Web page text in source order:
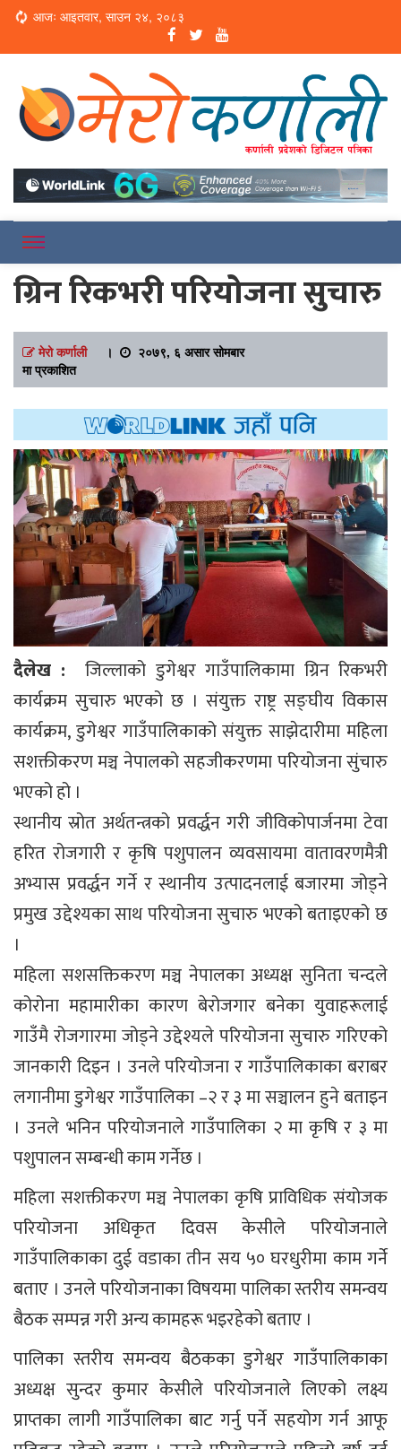
Loading...
आजः आइतवार, साउन २४, २०८३
Merokarnali
ग्रिन रिकभरी परियोजना सुचारु
मेरो कर्णाली।
२०७९, ६ असार सोमबार
मा प्रकाशित
दैलेख :
जिल्लाको डुगेश्वर गाउँपालिकामा ग्रिन रिकभरी
कार्यक्रम सुचारु भएको छ । संयुक्त राष्ट्र सङ्घीय विकास
कार्यक्रम, डुगेश्वर गाउँपालिकाको संयुक्त साझेदारीमा महिला
सशक्तीकरण मञ्च नेपालको सहजीकरणमा परियोजना सुंचारु
भएको हो ।
स्थानीय स्रोत अर्थतन्त्रको प्रवर्द्धन गरी जीविकोपार्जनमा टेवा
हरित रोजगारी र कृषि पशुपालन व्यवसायमा वातावरणमैत्री
अभ्यास प्रवर्द्धन गर्ने र स्थानीय उत्पादनलाई बजारमा जोड्ने
प्रमुख उद्देश्यका साथ परियोजना सुचारु भएको बताइएको छ
।
महिला सशसक्तिकरण मञ्च नेपालका अध्यक्ष सुनिता चन्दले
कोरोना महामारीका कारण बेरोजगार बनेका युवाहरूलाई
गाउँमै रोजगारमा जोड्ने उद्देश्यले परियोजना सुचारु गरिएको
जानकारी दिइन । उनले परियोजना र गाउँपालिकाका बराबर
लगानीमा डुगेश्वर गाउँपालिका –२ र ३ मा सञ्चालन हुने बताइन
। उनले भनिन परियोजनाले गाउँपालिका २ मा कृषि र ३ मा
पशुपालन सम्बन्धी काम गर्नेछ ।
महिला सशक्तीकरण मञ्च नेपालका कृषि प्राविधिक संयोजक
परियोजना अधिकृत दिवस केसीले परियोजनाले
गाउँपालिकाका दुई वडाका तीन सय ५० घरधुरीमा काम गर्ने
बताए । उनले परियोजनाका विषयमा पालिका स्तरीय समन्वय
बैठक सम्पन्न गरी अन्य कामहरू भइरहेको बताए ।
पालिका स्तरीय समन्वय बैठकका डुगेश्वर गाउँपालिकाका
अध्यक्ष सुन्दर कुमार केसीले परियोजनाले लिएको लक्ष्य
प्राप्तका लागी गाउँपालिका बाट गर्नु पर्ने सहयोग गर्न आफू